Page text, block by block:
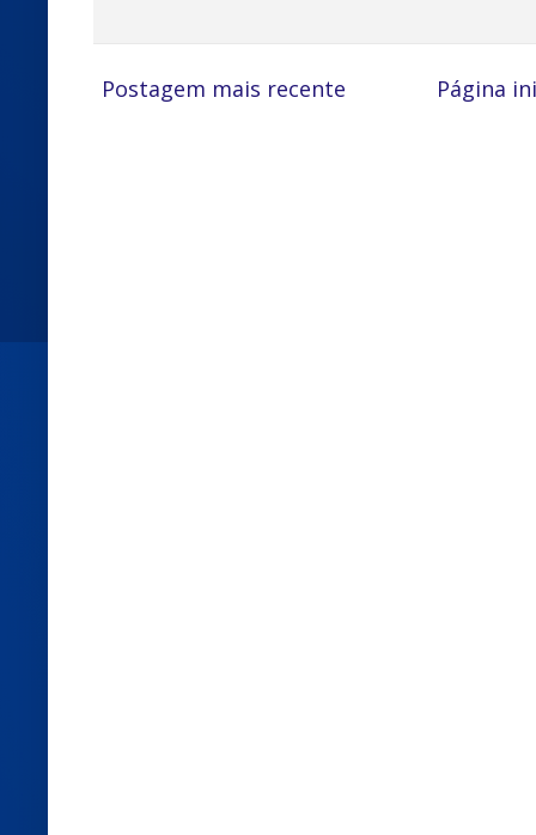
Postagem mais recente Página